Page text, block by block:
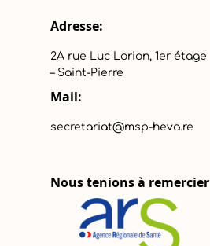
Adresse:
2A rue Luc Lorion, 1er étage
– Saint-Pierre
Mail:
secretariat@msp-heva.re
Nous tenions à remercier